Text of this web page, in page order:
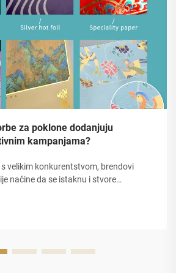
za poklone dodanjuju
kampanjama?
velikim konkurentstvom, brendovi
načine da se istaknu i stvore
zahtijevaju fizičke točke